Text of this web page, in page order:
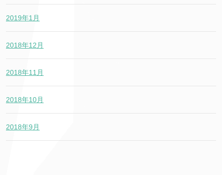
2019年1月
2018年12月
2018年11月
2018年10月
2018年9月